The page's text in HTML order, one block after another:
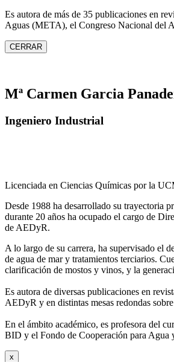
Es autora de más de 35 publicaciones en
Aguas (META), el Congreso Nacional del
CERRAR
Mª Carmen Garcia
Ingeniero Industrial
Licenciada en Ciencias Químicas por la
Desde 1988 ha desarrollado su trayectoria
durante 20 años ha ocupado el cargo de
de AEDyR.
A lo largo de su carrera, ha supervisado el
de agua de mar y tratamientos terciarios.
clarificación de mostos y vinos, y la
Es autora de diversas publicaciones en
AEDyR y en distintas mesas redondas
En el ámbito académico, es profesora del
BID y el Fondo de Cooperación para Agua
x